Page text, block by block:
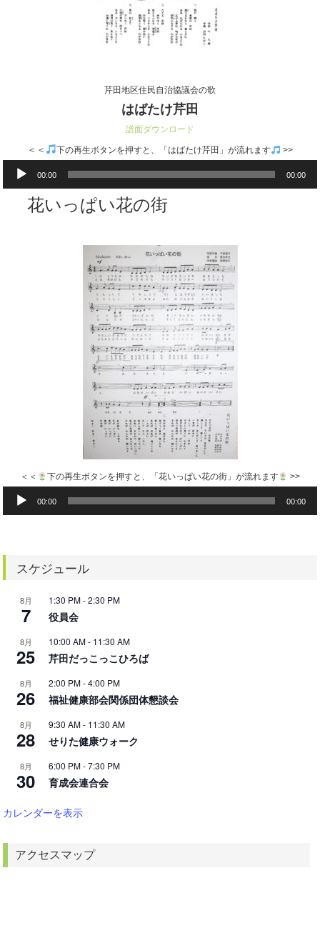
芹田地区住民自治協議会の歌
はばたけ芹田
譜面ダウンロード
＜＜ 下の再生ボタンを押すと、「はばたけ芹田」が流れます
>>
声
プ
レ
ー
00:00 00:00
花いっぱい花の街
＜＜ 下の再生ボタンを押すと、「花いっぱい花の街」が流れます
>>
声
プ
00:00 00:00
スケジュール
8月
7
1:30 PM-2:30 PM
役員会
8月
25
10:00 AM- 11:30 AM
芹田だっこっこひろば
8月
26
2:00 PM-4:00 PM
福祉健康部会関係団体懇談会
8月
28
9:30 AM- 11:30 AM
せりた健康ウォーク
8月
30
6:00 PM-7:30 PM
育成会連合会
カレンダーを表示
アクセスマップ